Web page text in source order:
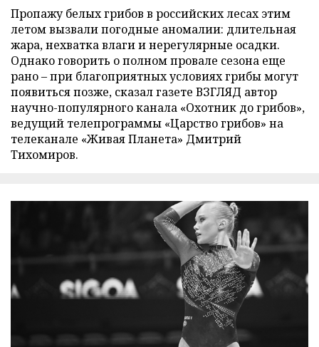
Пропажу белых грибов в российских лесах этим
летом вызвали погодные аномалии: длительная
жара, нехватка влаги и нерегулярные осадки.
Однако говорить о полном провале сезона еще
рано – при благоприятных условиях грибы могут
появиться позже, сказал газете ВЗГЛЯД автор
научно-популярного канала «Охотник до грибов»,
ведущий телепрограммы «Царство грибов» на
телеканале «Живая Планета» Дмитрий
Тихомиров.